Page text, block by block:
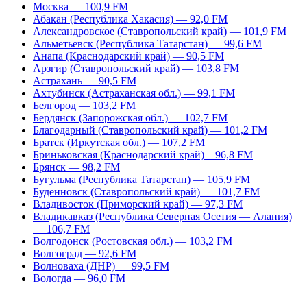
Москва — 100,9 FM
Абакан (Республика Хакасия) — 92,0 FM
Александровское (Ставропольский край) — 101,9 FM
Альметьевск (Республика Татарстан) — 99,6 FM
Анапа (Краснодарский край) — 90,5 FM
Арзгир (Ставропольский край) — 103,8 FM
Астрахань — 90,5 FM
Ахтубинск (Астраханская обл.) — 99,1 FM
Белгород — 103,2 FM
Бердянск (Запорожская обл.) — 102,7 FM
Благодарный (Ставропольский край) — 101,2 FM
Братск (Иркутская обл.) — 107,2 FM
Бриньковская (Краснодарский край) – 96,8 FM
Брянск — 98,2 FM
Бугульма (Республика Татарстан) — 105,9 FM
Буденновск (Ставропольский край) — 101,7 FM
Владивосток (Приморский край) — 97,3 FM
Владикавказ (Республика Северная Осетия — Алания)
— 106,7 FM
Волгодонск (Ростовская обл.) — 103,2 FM
Волгоград — 92,6 FM
Волноваха (ДНР) — 99,5 FM
Вологда — 96,0 FM